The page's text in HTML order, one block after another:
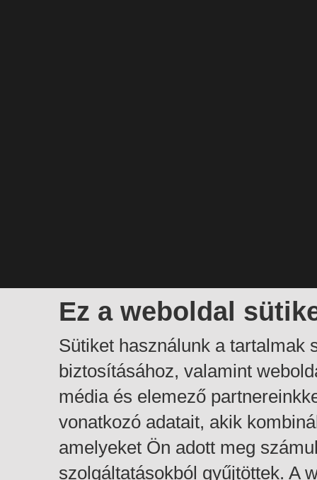
Ez a weboldal
Sütiket használunk a tartalmak
biztosításához, valamint
média és elemező
vonatkozó adatait, akik
amelyeket Ön adott meg
szolgáltatásokból gyűjtöttek. A